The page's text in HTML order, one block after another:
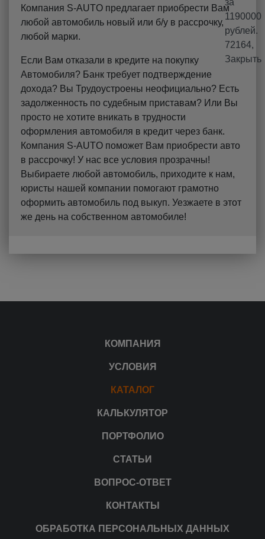
Компания S-AUTO предлагает приобрести Вам
любой автомобиль новый или б/у в рассрочку,
любой марки.
Если Вам отказали в кредите на покупку
Автомобиля? Банк требует подтверждение
дохода? Вы Трудоустроены неофициально? Есть
задолженность по судебным приставам? Или Вы
просто не хотите вникать в трудности
оформления автомобиля в кредит через банк.
Компания S-AUTO поможет Вам приобрести авто
в рассрочку! У нас все условия прозрачны!
Выбираете любой автомобиль, приходите к нам,
юристы нашей компании помогают грамотно
оформить автомобиль под выкуп. Уезжаете в этот
же день на собственном автомобиле!
КОМПАНИЯ
УСЛОВИЯ
КАТАЛОГ
КАЛЬКУЛЯТОР
ПОРТФОЛИО
СТАТЬИ
ВОПРОС-ОТВЕТ
КОНТАКТЫ
ОБРАБОТКА ПЕРСОНАЛЬНЫХ ДАННЫХ